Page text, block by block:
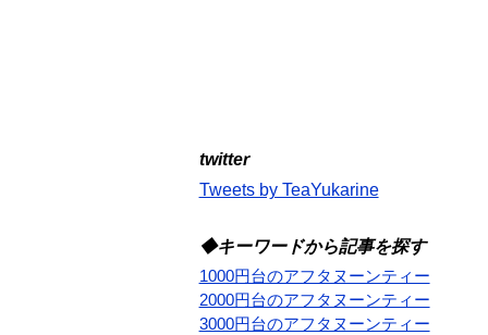
twitter
Tweets by TeaYukarine
◆キーワードから記事を探す
1000円台のアフタヌーンティー
2000円台のアフタヌーンティー
3000円台のアフタヌーンティー